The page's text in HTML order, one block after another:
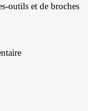
outils et de broches